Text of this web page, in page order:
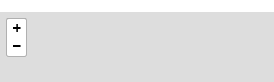
+
−